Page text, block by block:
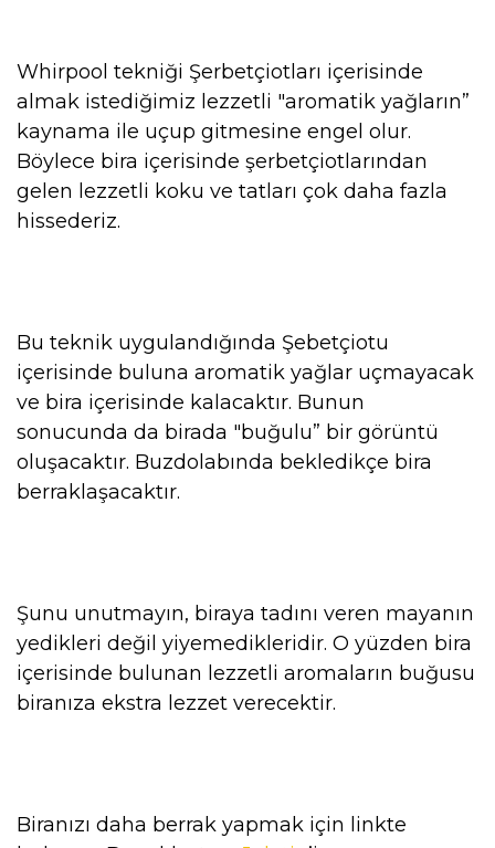
Whirpool tekniği Şerbetçiotları içerisinde
almak istediğimiz lezzetli "aromatik yağların”
kaynama ile uçup gitmesine engel olur.
Böylece bira içerisinde şerbetçiotlarından
gelen lezzetli koku ve tatları çok daha fazla
hissederiz.
Bu teknik uygulandığında Şebetçiotu
içerisinde buluna aromatik yağlar uçmayacak
ve bira içerisinde kalacaktır. Bunun
sonucunda da birada "buğulu” bir görüntü
oluşacaktır. Buzdolabında bekledikçe bira
berraklaşacaktır.
Şunu unutmayın, biraya tadını veren mayanın
yedikleri değil yiyemedikleridir. O yüzden bira
içerisinde bulunan lezzetli aromaların buğusu
biranıza ekstra lezzet verecektir.
Biranızı daha berrak yapmak için linkte